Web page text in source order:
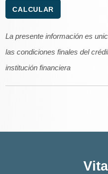
La presente información es
las condiciones finales del
institución financiera